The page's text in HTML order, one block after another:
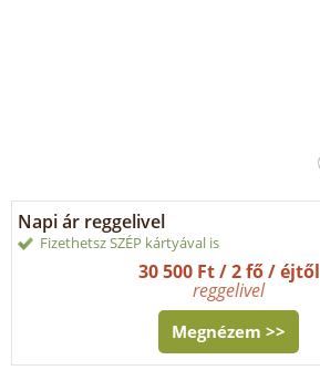
Napi ár reggelivel
Fizethetsz SZÉP kártyával is
30 500 Ft / 2 fő / éjtől
reggelivel
Megnézem >>